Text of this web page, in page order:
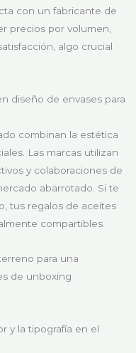
con un fabricante de
precios por volumen,
algo crucial
diseño de envases para
combinan la estética
Las marcas utilizan
y colaboraciones de
abarrotado. Si te
tus regalos de aceites
compartibles.
para una
de unboxing
y la tipografía en el